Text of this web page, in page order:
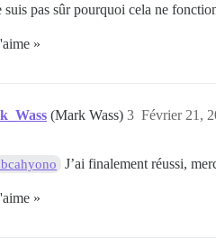
suis pas sûr pourquoi cela ne
»
(Mark Wass) Février 21,
3
J’ai finalement réussi,
»